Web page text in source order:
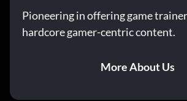
Pioneering in offering game
hardcore gamer-centric content.
More About Us